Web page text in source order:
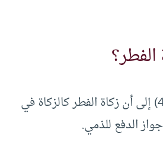
ذهب الحنفية (44) إلى أن زكاة الفطر كالزكاة في
الدفع للذمي.